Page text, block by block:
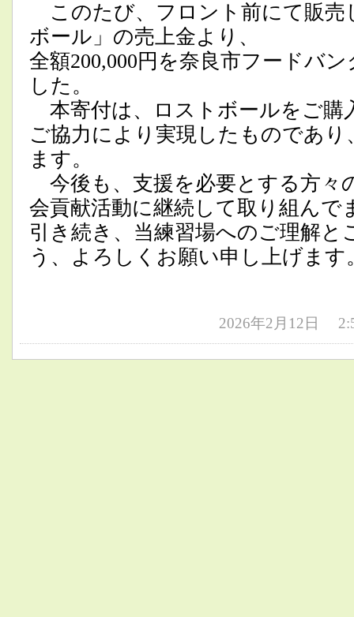
このたび、フロント前にて販売
ボール」の売上金より、
全額200,000円を奈良市フードバ
した。
本寄付は、ロストボールをご購
ご協力により実現したものであ
ます。
今後も、支援を必要とする方々
会貢献活動に継続して取り組んで
引き続き、当練習場へのご理解と
う、よろしくお願い申し上げます
2026年2月12日